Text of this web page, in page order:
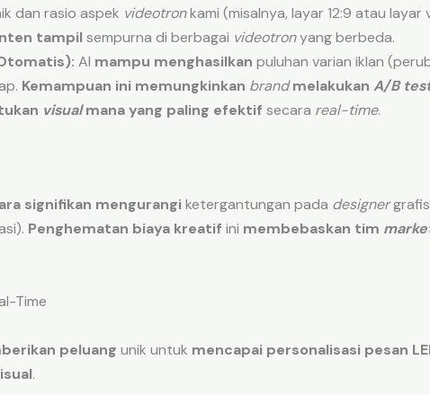
dan rasio aspek videotronkami (misalnya, layar 12:9 atau layar
tampil sempurna di berbagai videotronyang berbeda.
AI mampu menghasilkan puluhan varian iklan
Kemampuan ini memungkinkan brand melakukan A/B
visualmana yang paling efektif secara real-time.
signifikan mengurangi ketergantungan pada designer
Penghematan biaya kreatif ini membebaskan tim
Time
peluang unik untuk mencapai personalisasi pesan
.